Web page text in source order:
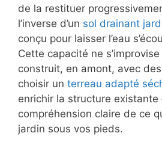
de la restituer
l’inverse d’un sol drainant
conçu pour laisser l’eau
Cette capacité ne
construit, en amont, avec
choisir un terreau adapté
enrichir la structure
compréhension claire de ce
jardin sous vos pieds.